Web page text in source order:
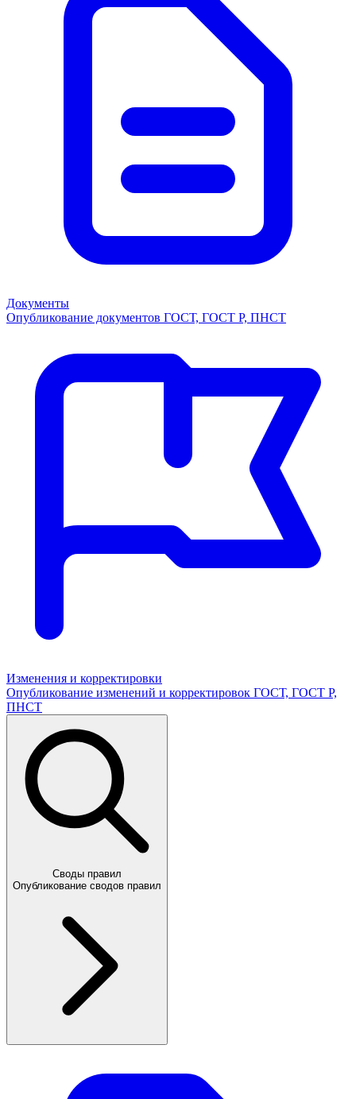
Документы
Опубликование документов ГОСТ, ГОСТ Р, ПНСТ
Изменения и корректировки
Опубликование изменений и корректировок ГОСТ, ГОСТ Р,
ПНСТ
Своды правил
Опубликование сводов правил